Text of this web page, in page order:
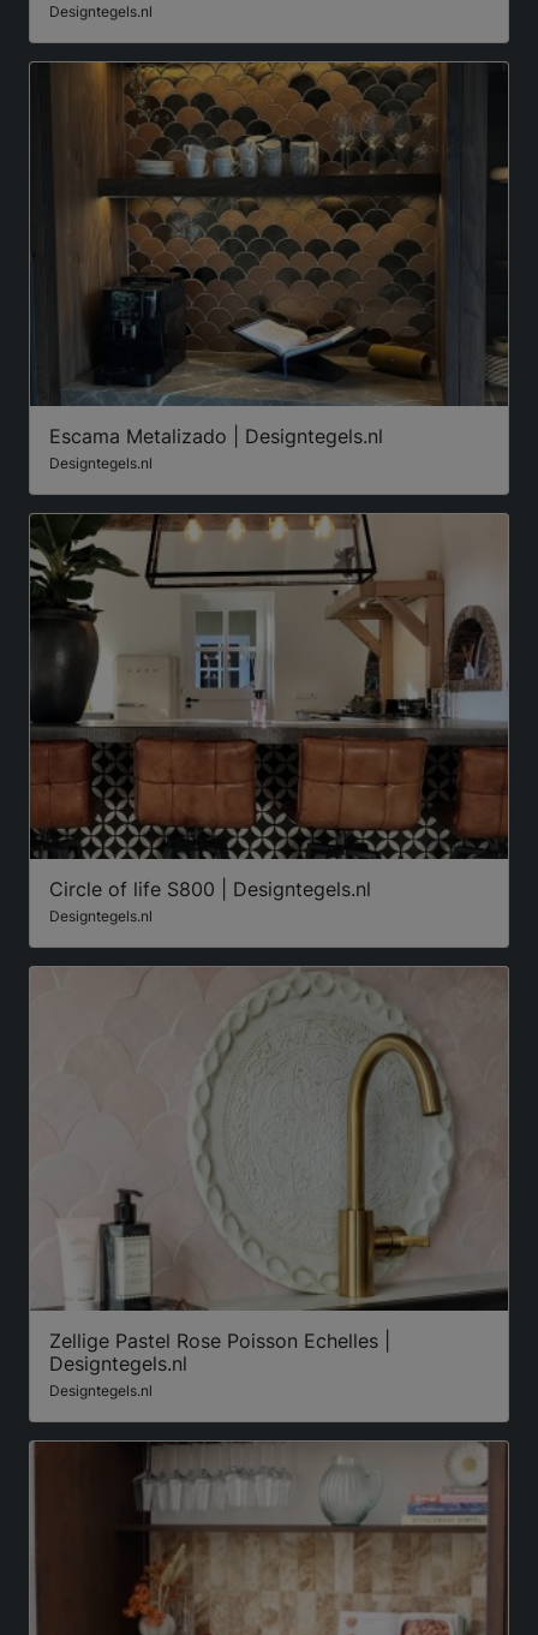
Designtegels.nl
Escama Metalizado | Designtegels.nl
Designtegels.nl
Circle of life S800 | Designtegels.nl
Designtegels.nl
Zellige Pastel Rose Poisson Echelles |
Designtegels.nl
Designtegels.nl